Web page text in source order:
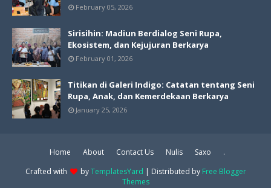
February 05, 2026
Sirisihin: Madiun Berdialog Seni Rupa,
Ekosistem, dan Kejujuran Berkarya
February 01, 2026
Titikan di Galeri Indigo: Catatan tentang Seni
Rupa, Anak, dan Kemerdekaan Berkarya
January 25, 2026
Home About Contact Us Nulis Saxo
.
Crafted with
byTemplatesYard | Distributed by Free Blogger
Themes